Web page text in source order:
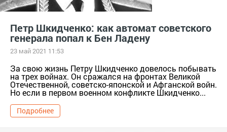
Петр Шкидченко: как автомат советского
генерала попал к Бен Ладену
23 май 2021 11:53
За свою жизнь Петру Шкидченко довелось побывать
на трех войнах. Он сражался на фронтах Великой
Отечественной, советско-японской и Афганской войн.
Но если в первом военном конфликте Шкидченко...
Подробнее